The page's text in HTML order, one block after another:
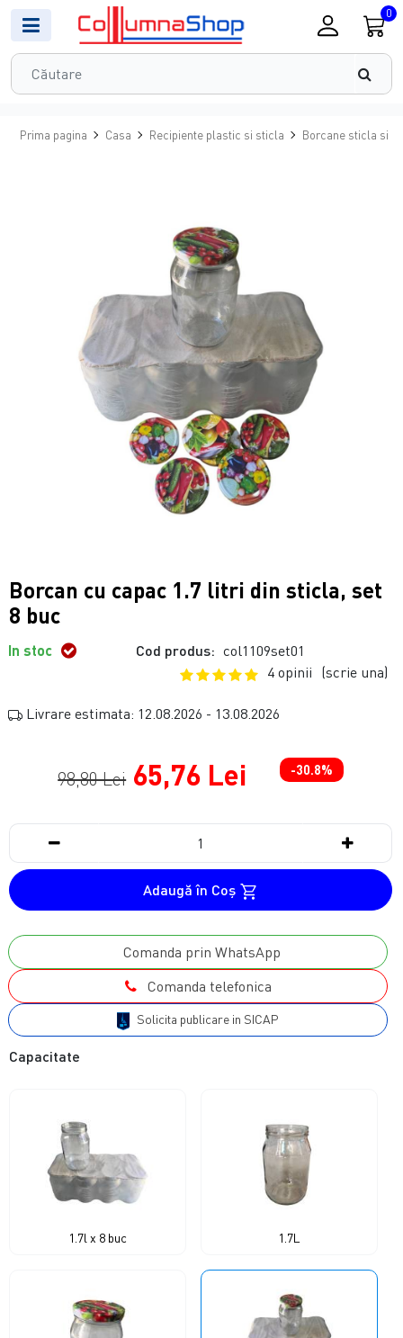
0
Prima pagina Casa Recipiente plastic si sticla Borcane sticla si
Borcan cu capac 1.7 litri din sticla, set
8 buc
In stoc Cod produs: col1109set01
4 opinii (scrie una)
Livrare estimata: 12.08.2026 - 13.08.2026
98,80 Lei 65,76 Lei -30.8%
Adaugă în Coş
Comanda prin WhatsApp
Comanda telefonica
Solicita publicare in SICAP
Capacitate
1.7l x 8 buc 1.7L